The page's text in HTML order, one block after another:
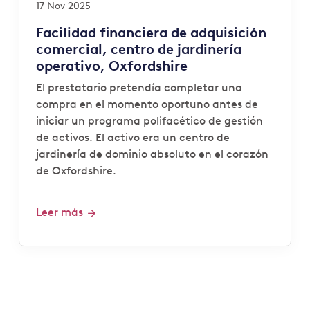
17 Nov 2025
Facilidad financiera de adquisición
comercial, centro de jardinería
operativo, Oxfordshire
El prestatario pretendía completar una
compra en el momento oportuno antes de
iniciar un programa polifacético de gestión
de activos. El activo era un centro de
jardinería de dominio absoluto en el corazón
de Oxfordshire.
Leer más